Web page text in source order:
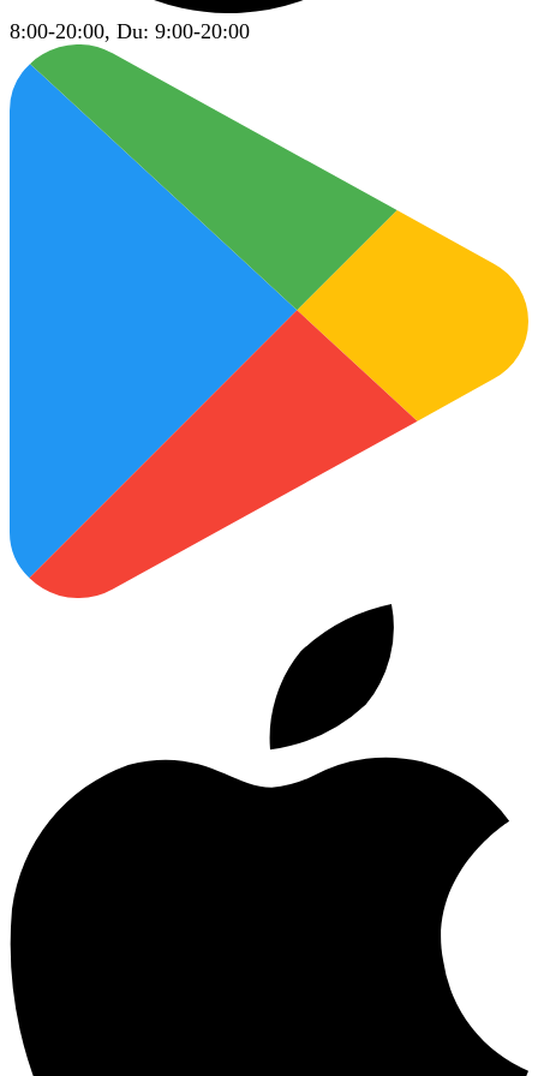
8:00-20:00, Du: 9:00-20:00